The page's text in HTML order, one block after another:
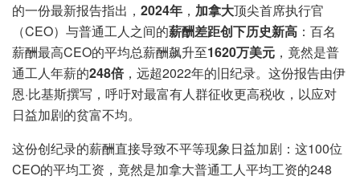
的一份最新报告指出， 2024年 ， 加拿大顶尖首席执行官
（CEO）与普通工人之间的薪酬差距创下历史新高 ：百名
薪酬最高CEO的平均总薪酬飙升至1620万美元 ，竟然是普
通工人年薪的248倍，远超2022年的旧纪录。这份报告由伊
恩·比基斯撰写，呼吁对最富有人群征收更高税收，以应对
日益加剧的贫富不均。
这份创纪录的薪酬直接导致不平等现象日益加剧：这100位
CEO的平均工资，竟然是加拿大普通工人平均工资的248